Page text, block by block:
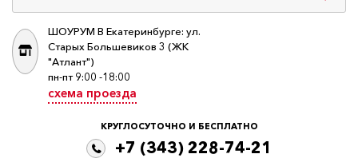
ШОУРУМ В Екатеринбурге: ул.
Старых Большевиков 3 (ЖК
"Атлант")
пн-пт 9:00 -18:00
схема проезда
КРУГЛОСУТОЧНО И БЕСПЛАТНО
+7 (343) 228-74-21